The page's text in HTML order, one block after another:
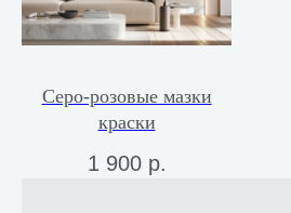
Серо-розовые мазки
краски
1 900 р.